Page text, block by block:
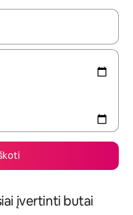
juos naršyti galite
įvertinti butai